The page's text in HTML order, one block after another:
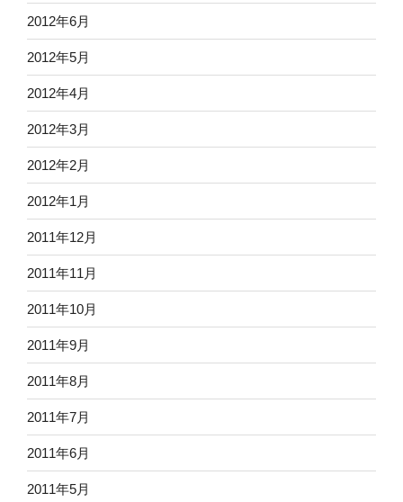
2012年6月
2012年5月
2012年4月
2012年3月
2012年2月
2012年1月
2011年12月
2011年11月
2011年10月
2011年9月
2011年8月
2011年7月
2011年6月
2011年5月